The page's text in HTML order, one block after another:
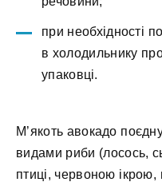
при необхідності
в холодильнику
упаковці.
М’якоть авокадо
видами риби (лосось,
птиці, червоною